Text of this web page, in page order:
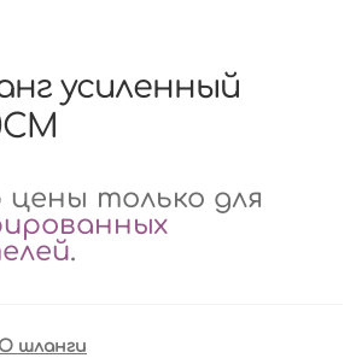
усиленный
только для
.
шланги